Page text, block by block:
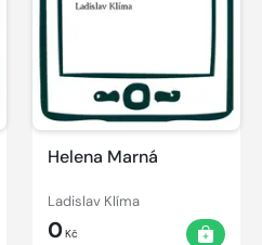
Helena Marná
Ladislav Klíma
0Kč